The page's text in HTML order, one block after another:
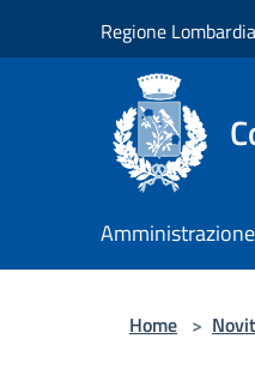
Regione Lombardia
Amministrazione
Home >